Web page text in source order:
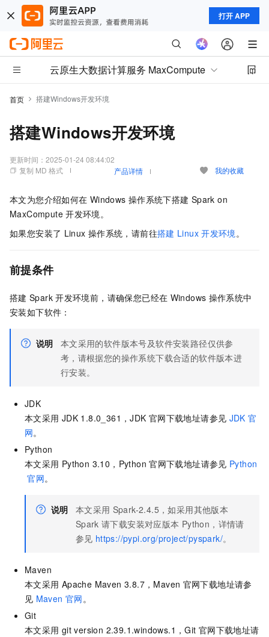
打开 APP
云原生大数据计算服务 MaxCompute
首页 搭建Windows开发环境
搭建Windows开发环境
更新时间： 2025-01-24 08:44:02
复制 MD 格式
产品详情 我的收藏
本文为您介绍如何在 Windows 操作系统下搭建 Spark on
MaxCompute 开发环境。
如果您安装了 Linux 操作系统，请前往搭建 Linux 开发环境。
前提条件
搭建 Spark 开发环境前，请确保您已经在 Windows 操作系统中
安装如下软件：
说明
本文采用的软件版本号及软件安装路径仅供参
考，请根据您的操作系统下载合适的软件版本进
行安装。
JDK
本文采用 JDK 1.8.0_361，JDK 官网下载地址请参见 JDK 官
网。
Python
本文采用 Python 3.10，Python 官网下载地址请参见 Python
官网。
说明 本文采用 Spark-2.4.5，如采用其他版本
Spark 请下载安装对应版本 Python，详情请
参见 https://pypi.org/project/pyspark/。
Maven
本文采用 Apache Maven 3.8.7，Maven 官网下载地址请参
见 Maven 官网。
Git
本文采用 git version 2.39.1.windows.1，Git 官网下载地址请